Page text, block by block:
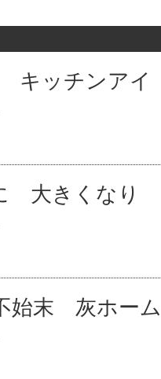
ッチンアイ
大きくなり
始末 灰ホーム